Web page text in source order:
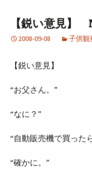
ン
ツ
キ
プ
【鋭い意見】
2008-09-08 子供観
【鋭い意見】
“お父さん。”
“なに？”
“自動販売機で買った
“確かに。”